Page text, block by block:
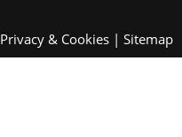
Privacy & Cookies | Sitemap